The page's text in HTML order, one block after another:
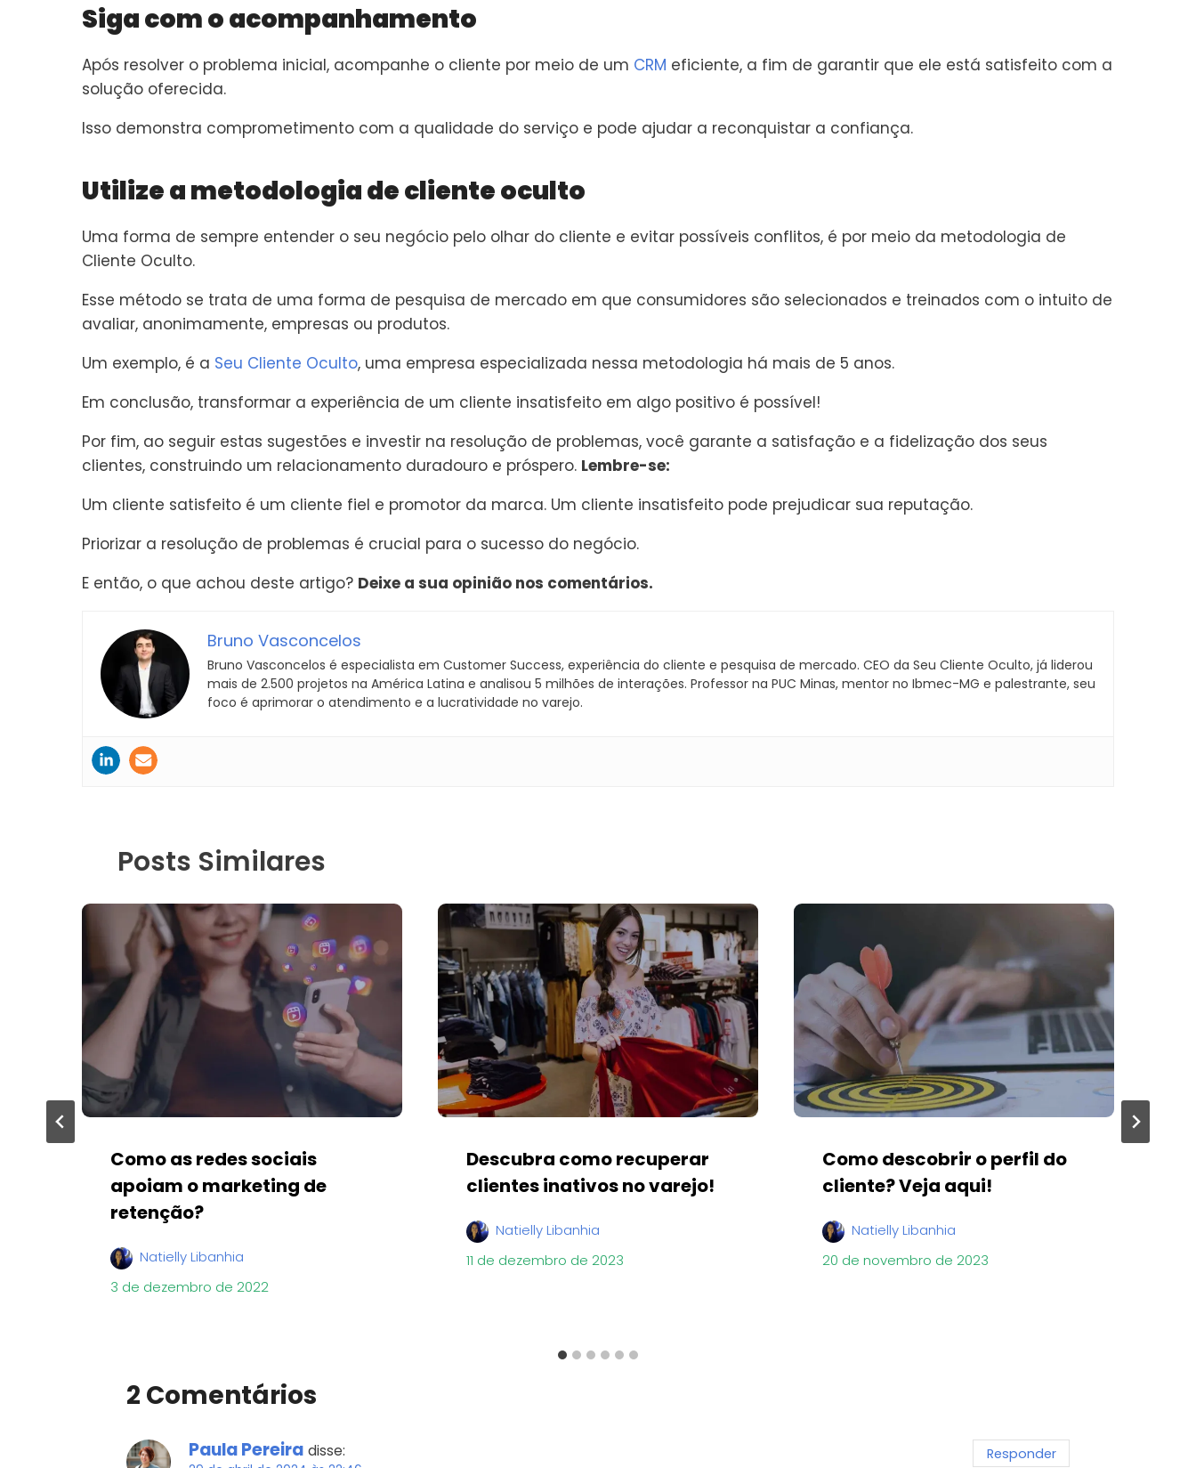
Siga com o acompanhamento
Após resolver o problema inicial, acompanhe o cliente por meio de um CRM eficiente, a fim de garantir que ele está satisfeito com a
solução oferecida.
Isso demonstra comprometimento com a qualidade do serviço e pode ajudar a reconquistar a confiança.
Utilize a metodologia de cliente oculto
Uma forma de sempre entender o seu negócio pelo olhar do cliente e evitar possíveis conflitos, é por meio da metodologia de
Cliente Oculto.
Esse método se trata de uma forma de pesquisa de mercado em que consumidores são selecionados e treinados com o intuito de
avaliar, anonimamente, empresas ou produtos.
Um exemplo, é a Seu Cliente Oculto, uma empresa especializada nessa metodologia há mais de 5 anos.
Em conclusão, transformar a experiência de um cliente insatisfeito em algo positivo é possível!
Por fim, ao seguir estas sugestões e investir na resolução de problemas, você garante a satisfação e a fidelização dos seus
clientes, construindo um relacionamento duradouro e próspero. Lembre-se:
Um cliente satisfeito é um cliente fiel e promotor da marca. Um cliente insatisfeito pode prejudicar sua reputação.
Priorizar a resolução de problemas é crucial para o sucesso do negócio.
E então, o que achou deste artigo? Deixe a sua opinião nos comentários.
Bruno Vasconcelos
Bruno Vasconcelos é especialista em Customer Success, experiência do cliente e pesquisa de mercado. CEO da Seu Cliente Oculto, já liderou
mais de 2.500 projetos na América Latina e analisou 5 milhões de interações. Professor na PUC Minas, mentor no Ibmec-MG e palestrante, seu
foco é aprimorar o atendimento e a lucratividade no varejo.
Posts Similares
Como as redes sociais
apoiam o marketing de
retenção?
Natielly Libanhia
3 de dezembro de 2022
Descubra como recuperar
clientes inativos no varejo!
Natielly Libanhia
11 de dezembro de 2023
Como descobrir o perfil do
cliente? Veja aqui!
Natielly Libanhia
20 de novembro de 2023
2 Comentários
Paula Pereira disse: Responder